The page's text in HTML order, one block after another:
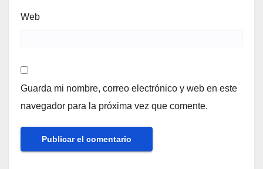
Web
Guarda mi nombre, correo electrónico y web en este
navegador para la próxima vez que comente.